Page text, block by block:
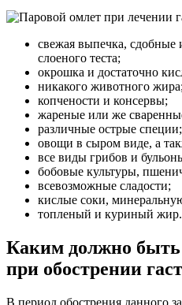
свежая выпечка, сдобные
слоеного теста;
окрошка и достаточно
никакого животного жира;
копчености и консервы;
жареные или же
различные острые специи;
овощи в сыром виде, а
все виды грибов и
бобовые культуры,
всевозможные сладости;
кислые соки,
топленый и куриный жир.
Каким должно
при обострении